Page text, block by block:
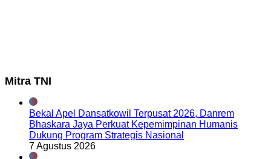
Mitra TNI
Bekal Apel Dansatkowil Terpusat 2026, Danrem
Bhaskara Jaya Perkuat Kepemimpinan Humanis
Dukung Program Strategis Nasional
7 Agustus 2026